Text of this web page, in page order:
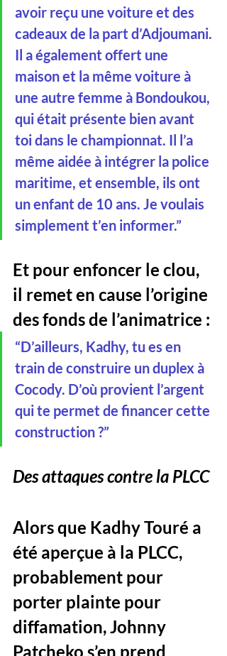
avoir reçu une voiture et des
cadeaux de la part d’Adjoumani.
Il a également offert une
maison et la même voiture à
une autre femme à Bondoukou,
qui était présente bien avant
toi dans le championnat. Il l’a
même aidée à intégrer la police
maritime, et ensemble, ils ont
un enfant de 10 ans. Je voulais
simplement t’en informer.”
Et pour enfoncer le clou,
il remet en cause l’origine
des fonds de l’animatrice :
“D’ailleurs, Kadhy, tu es en
train de construire un duplex à
Cocody. D’où provient l’argent
qui te permet de financer cette
construction ?”
Des attaques contre la PLCC
Alors que Kadhy Touré a
été aperçue à la PLCC,
probablement pour
porter plainte pour
diffamation, Johnny
Patcheko s’en prend